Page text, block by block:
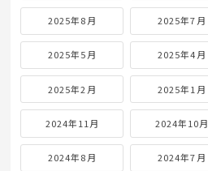
2025年8月 2025年7月
2025年5月 2025年4月
2025年2月 2025年1月
2024年11月 2024年10月
2024年8月 2024年7月